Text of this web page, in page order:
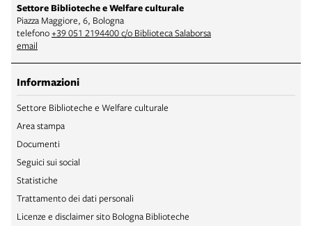
Settore Biblioteche e Welfare culturale
Piazza Maggiore, 6, Bologna
telefono+39 051 2194400 c/o Biblioteca Salaborsa
email
Informazioni
Settore Biblioteche e Welfare culturale
Area stampa
Documenti
Seguici sui social
Statistiche
Trattamento dei dati personali
Licenze e disclaimer sito Bologna Biblioteche